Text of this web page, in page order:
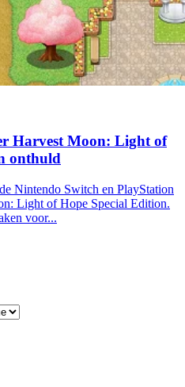
Harvest Moon: Light of
onthuld
Nintendo Switch en PlayStation
Light of Hope Special Edition.
voor...